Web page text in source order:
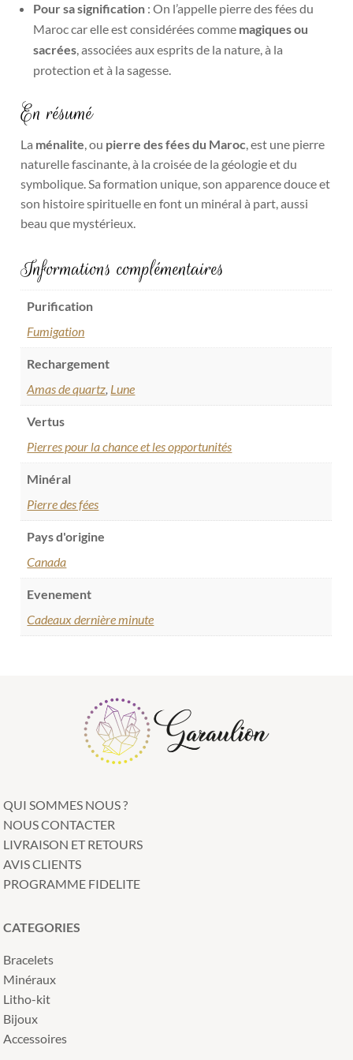
Pour sa signification : On l’appelle pierre des fées du
Maroc car elle est considérées comme magiques ou
sacrées, associées aux esprits de la nature, à la
protection et à la sagesse.
En résumé
La ménalite, ou pierre des fées du Maroc, est une pierre
naturelle fascinante, à la croisée de la géologie et du
symbolique. Sa formation unique, son apparence douce et
son histoire spirituelle en font un minéral à part, aussi
beau que mystérieux.
Informations complémentaires
Purification
Fumigation
Rechargement
Amas de quartz, Lune
Vertus
Pierres pour la chance et les opportunités
Minéral
Pierre des fées
Pays d'origine
Canada
Evenement
Cadeaux dernière minute
QUI SOMMES NOUS ?
NOUS CONTACTER
LIVRAISON ET RETOURS
AVIS CLIENTS
PROGRAMME FIDELITE
CATEGORIES
Bracelets
Minéraux
Litho-kit
Bijoux
Accessoires